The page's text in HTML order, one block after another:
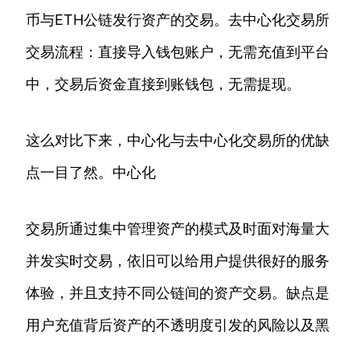
币与ETH公链发行资产的交易。去中心化交易所
交易流程：直接导入钱包账户，无需充值到平台
中，交易后资金直接到账钱包，无需提现。
这么对比下来，中心化与去中心化交易所的优缺
点一目了然。中心化
交易所通过集中管理资产的模式及时面对海量大
并发实时交易，依旧可以给用户提供很好的服务
体验，并且支持不同公链间的资产交易。缺点是
用户充值背后资产的不透明度引发的风险以及黑